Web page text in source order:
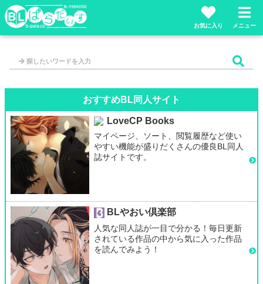
お気に入り メニュー
おすすめBL同人サイト
LoveCP Books
マイページ、ソート、閲覧履歴など使い
やすい機能が盛りだくさんの優良BL同人
誌サイトです。
BLやおい倶楽部
人気な同人誌が一目で分かる！毎日更新
されている作品の中から気に入った作品
を読んでみよう！